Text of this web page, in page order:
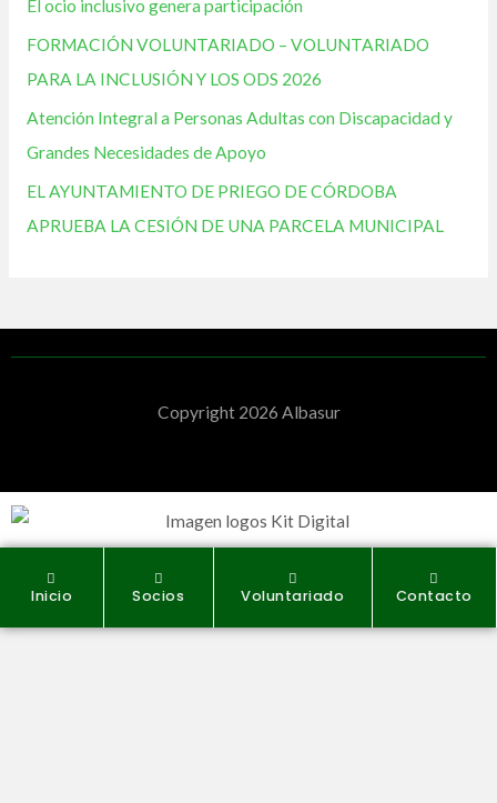
El ocio inclusivo genera participación
FORMACIÓN VOLUNTARIADO – VOLUNTARIADO
PARA LA INCLUSIÓN Y LOS ODS 2026
Atención Integral a Personas Adultas con Discapacidad y
Grandes Necesidades de Apoyo
EL AYUNTAMIENTO DE PRIEGO DE CÓRDOBA
APRUEBA LA CESIÓN DE UNA PARCELA MUNICIPAL
Copyright 2026 Albasur
Inicio Socios Voluntariado Contacto